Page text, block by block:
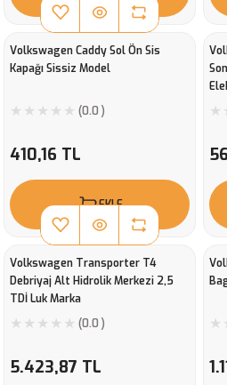
Volkswagen Caddy Sol Ön Sis
Kapağı Sissiz Model
(0.0 )
410,16 TL
EKLE
Volkswagen Transporter T4
Debriyaj Alt Hidrolik Merkezi 2,5
TDİ Luk Marka
(0.0 )
5.423,87 TL